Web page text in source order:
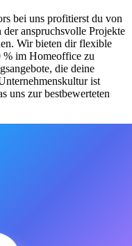
bei uns profitierst du von
anspruchsvolle Projekte
Wir bieten dir flexible
% im Homeoffice zu
die deine
ist
uns zur bestbewerteten